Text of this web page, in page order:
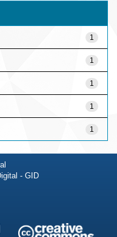
1
1
1
1
1
- GID